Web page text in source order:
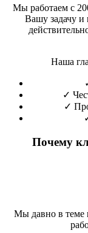
Мы работаем с
Вашу задачу и
Наша
✓
✓
Почему
Мы давно в теме